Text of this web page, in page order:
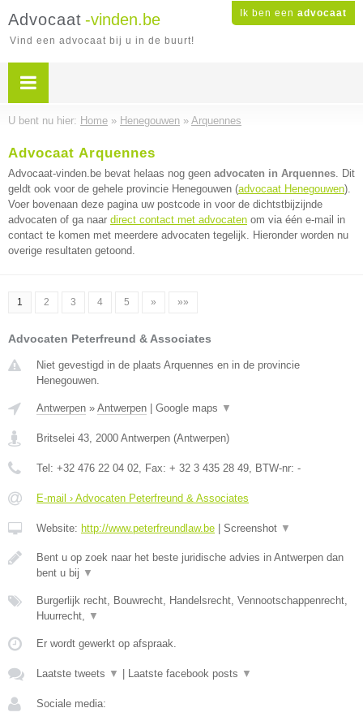
Ik ben een advocaat
Advocaat -vinden.be
Vind een advocaat bij u in de buurt!
U bent nu hier: Home » Henegouwen » Arquennes
Advocaat Arquennes
Advocaat-vinden.be bevat helaas nog geen advocaten in Arquennes. Dit
geldt ook voor de gehele provincie Henegouwen (advocaat Henegouwen).
Voer bovenaan deze pagina uw postcode in voor de dichtstbijzijnde
advocaten of ga naar direct contact met advocaten om via één e-mail in
contact te komen met meerdere advocaten tegelijk. Hieronder worden nu
overige resultaten getoond.
1 2 3 4 5 » »»
Advocaten Peterfreund & Associates
Niet gevestigd in de plaats Arquennes en in de provincie
Henegouwen.
Antwerpen » Antwerpen Google maps ▼
Britselei 43, 2000 Antwerpen (Antwerpen)
Tel: +32 476 22 04 02, Fax: + 32 3 435 28 49, BTW-nr: -
E-mail › Advocaten Peterfreund & Associates
Website: http://www.peterfreundlaw.be Screenshot ▼
Bent u op zoek naar het beste juridische advies in Antwerpen dan
bent u bij ▼
Burgerlijk recht, Bouwrecht, Handelsrecht, Vennootschappenrecht,
Huurrecht, ▼
Er wordt gewerkt op afspraak.
Laatste tweets ▼ Laatste facebook posts ▼
Sociale media: